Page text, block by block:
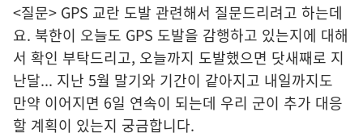
<질문> GPS 교란 도발 관련해서 질문드리려고 하는데
요. 북한이 오늘도 GPS 도발을 감행하고 있는지에 대해
서 확인 부탁드리고, 오늘까지 도발했으면 닷새째로 지
난달... 지난 5월 말기와 기간이 같아지고 내일까지도
만약 이어지면 6일 연속이 되는데 우리 군이 추가 대응
할 계획이 있는지 궁금합니다.